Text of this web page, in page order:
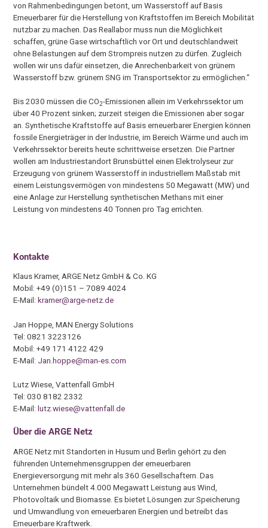
von Rahmenbedingungen betont, um Wasserstoff auf Basis
Erneuerbarer für die Herstellung von Kraftstoffen im Bereich Mobilität
nutzbar zu machen. Das Reallabor muss nun die Möglichkeit
schaffen, grüne Gase wirtschaftlich vor Ort und deutschlandweit
ohne Belastungen auf dem Strompreis nutzen zu dürfen. Zugleich
wollen wir uns dafür einsetzen, die Anrechenbarkeit von grünem
Wasserstoff bzw. grünem SNG im Transportsektor zu ermöglichen.“
Bis 2030 müssen die CO2-Emissionen allein im Verkehrssektor um
über 40 Prozent sinken; zurzeit steigen die Emissionen aber sogar
an. Synthetische Kraftstoffe auf Basis erneuerbarer Energien können
fossile Energieträger in der Industrie, im Bereich Wärme und auch im
Verkehrssektor bereits heute schrittweise ersetzen. Die Partner
wollen am Industriestandort Brunsbüttel einen Elektrolyseur zur
Erzeugung von grünem Wasserstoff in industriellem Maßstab mit
einem Leistungsvermögen von mindestens 50 Megawatt (MW) und
eine Anlage zur Herstellung synthetischen Methans mit einer
Leistung von mindestens 40 Tonnen pro Tag errichten.
Kontakte
Klaus Kramer, ARGE Netz GmbH & Co. KG
Mobil: +49 (0)151 – 7089 4024
E-Mail:kramer@arge-netz.de
Jan Hoppe, MAN Energy Solutions
Tel: 0821 3223126
Mobil: +49 171 4122 429
E-Mail: Jan.hoppe@man-es.com
Lutz Wiese, Vattenfall GmbH
Tel: 030 8182 2332
E-Mail:lutz.wiese@vattenfall.de
Über die ARGE Netz
ARGE Netz mit Standorten in Husum und Berlin gehört zu den
führenden Unternehmensgruppen der erneuerbaren
Energieversorgung mit mehr als 360 Gesellschaftern. Das
Unternehmen bündelt 4.000 Megawatt Leistung aus Wind,
Photovoltaik und Biomasse. Es bietet Lösungen zur Speicherung
und Umwandlung von erneuerbaren Energien und betreibt das
Erneuerbare Kraftwerk.